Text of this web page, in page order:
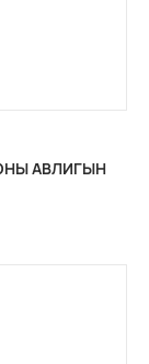
АВЛИГЫН